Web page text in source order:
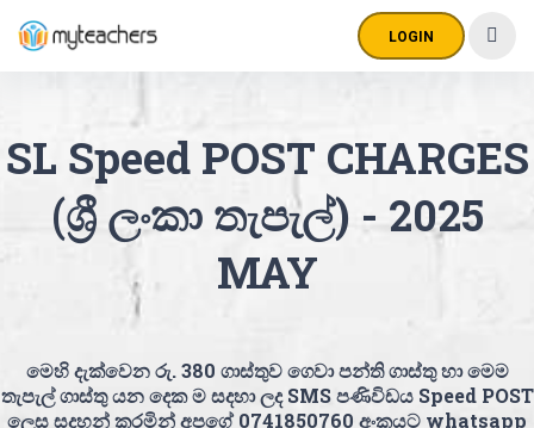
LOGIN
SL Speed POST CHARGES
(ශ්‍රී ලංකා තැපැල්) - 2025
MAY
මෙහි දැක්වෙන රු. 380 ගාස්තුව ගෙවා පන්ති ගාස්තු හා මෙම
තැපැල් ගාස්තු යන දෙක ම සදහා ලද SMS පණිවිඩය Speed POST
ලෙස සදහන් කරමින් අපගේ 0741850760 අංකයට whatsapp